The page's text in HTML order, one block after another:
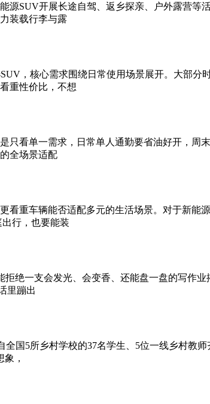
SUV开展长途自驾、返乡探亲、户外露营等
装载行李与露
，核心需求围绕日常使用场景展开。大部分
重性价比，不想
看单一需求，日常单人通勤要省油好开，周
全场景适配
重车辆能否适配多元的生活场景。对于新能
行，也要能装
绝一支会发光、会变香、还能盘一盘的写作
里蹦出
国5所乡村学校的37名学生、5位一线乡村教
，